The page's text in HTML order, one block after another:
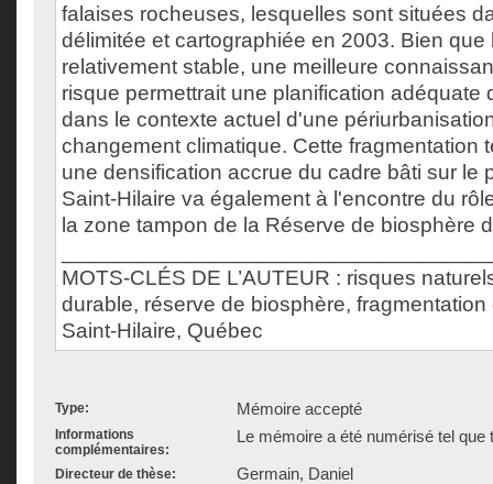
falaises rocheuses, lesquelles sont situées
délimitée et cartographiée en 2003. Bien que
relativement stable, une meilleure
risque permettrait une planification adéquate
dans le contexte actuel d'une
changement climatique. Cette fragmentation
une densification accrue du cadre bâti sur le
Saint-Hilaire va également à l'encontre du
la zone tampon de la Réserve de biosphère
MOTS-CLÉS DE L’AUTEUR : risques
durable, réserve de biosphère,
Saint-Hilaire, Québec
Type: Mémoire accepté
Informations
complémentaires:
Le mémoire a été numérisé tel que
Directeur de thèse: Germain, Daniel